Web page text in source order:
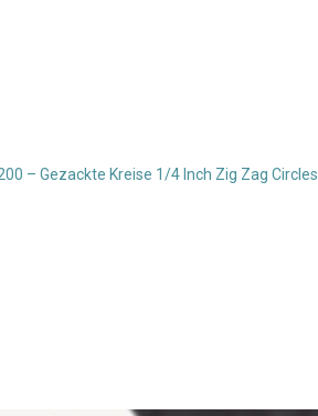
– Gezackte Kreise 1/4 Inch Zig Zag Circles